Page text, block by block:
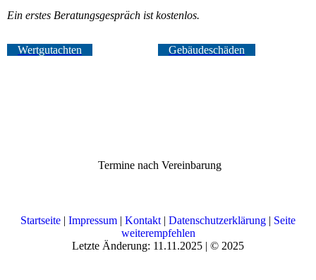
Ein erstes Beratungsgespräch ist kostenlos.
Wertgutachten Gebäudeschäden
Termine nach Vereinbarung
Startseite | Impressum | Kontakt | Datenschutzerklärung | Seite
weiterempfehlen
Letzte Änderung: 11.11.2025 | © 2025